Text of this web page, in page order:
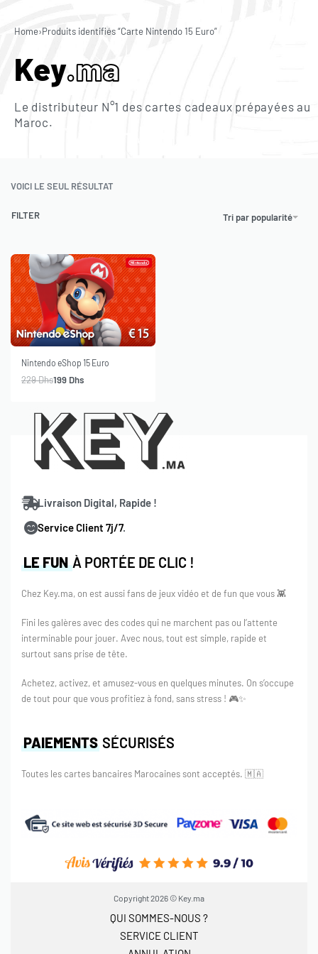
Home›Produits identifiés “Carte Nintendo 15 Euro”
Key.ma
Le distributeur N°1 des cartes cadeaux prépayées au
Maroc.
VOICI LE SEUL RÉSULTAT
Tri par popularité
FILTER
Nintendo eShop 15 Euro
229Dhs199 Dhs
LE FUNÀ PORTÉE DE CLIC !
Chez Key.ma, on est aussi fans de jeux vidéo et de fun que vous 👾
Fini les galères avec des codes qui ne marchent pas ou l’attente
interminable pour jouer. Avec nous, tout est simple, rapide et
surtout sans prise de tête.
Achetez, activez, et amusez-vous en quelques minutes. On s’occupe
de tout pour que vous profitiez à fond, sans stress ! 🎮✨
Livraison Digital, Rapide !
Service Client 7j/7.
PAIEMENTS SÉCURISÉS
Toutes les cartes bancaires Marocaines sont acceptés. 🇲🇦
Copyright 2026 © Key.ma
QUI SOMMES-NOUS ?
SERVICE CLIENT